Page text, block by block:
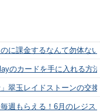
に課金するなんて勿体な
のカードを手に入れる方
翠玉レイドストーンの交
週もらえる！6月のレジ